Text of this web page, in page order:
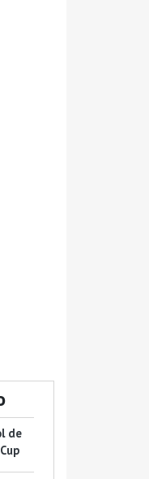
de